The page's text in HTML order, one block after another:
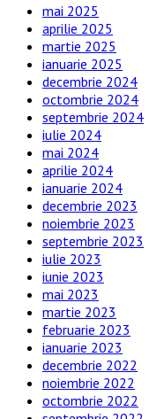
mai 2025
aprilie 2025
martie 2025
ianuarie 2025
decembrie 2024
octombrie 2024
septembrie 2024
iulie 2024
mai 2024
aprilie 2024
ianuarie 2024
decembrie 2023
noiembrie 2023
septembrie 2023
iulie 2023
iunie 2023
mai 2023
martie 2023
februarie 2023
ianuarie 2023
decembrie 2022
noiembrie 2022
octombrie 2022